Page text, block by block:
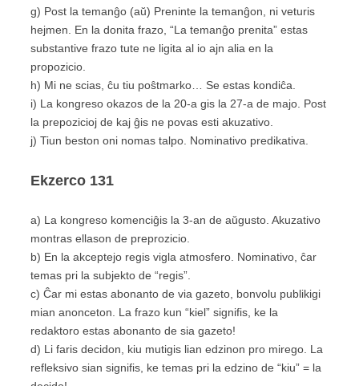
g) Post la temanĝo (aŭ) Preninte la temanĝon, ni veturis
hejmen. En la donita frazo, “La temanĝo prenita” estas
substantive frazo tute ne ligita al io ajn alia en la
propozicio.
h) Mi ne scias, ĉu tiu poŝtmarko… Se estas kondiĉa.
i) La kongreso okazos de la 20-a gis la 27-a de majo. Post
la prepozicioj de kaj ĝis ne povas esti akuzativo.
j) Tiun beston oni nomas talpo. Nominativo predikativa.
Ekzerco 131
a) La kongreso komenciĝis la 3-an de aŭgusto. Akuzativo
montras ellason de preprozicio.
b) En la akceptejo regis vigla atmosfero. Nominativo, ĉar
temas pri la subjekto de “regis”.
c) Ĉar mi estas abonanto de via gazeto, bonvolu publikigi
mian anonceton. La frazo kun “kiel” signifis, ke la
redaktoro estas abonanto de sia gazeto!
d) Li faris decidon, kiu mutigis lian edzinon pro mirego. La
refleksivo sian signifis, ke temas pri la edzino de “kiu” = la